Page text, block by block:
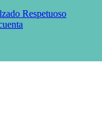
Respetuoso